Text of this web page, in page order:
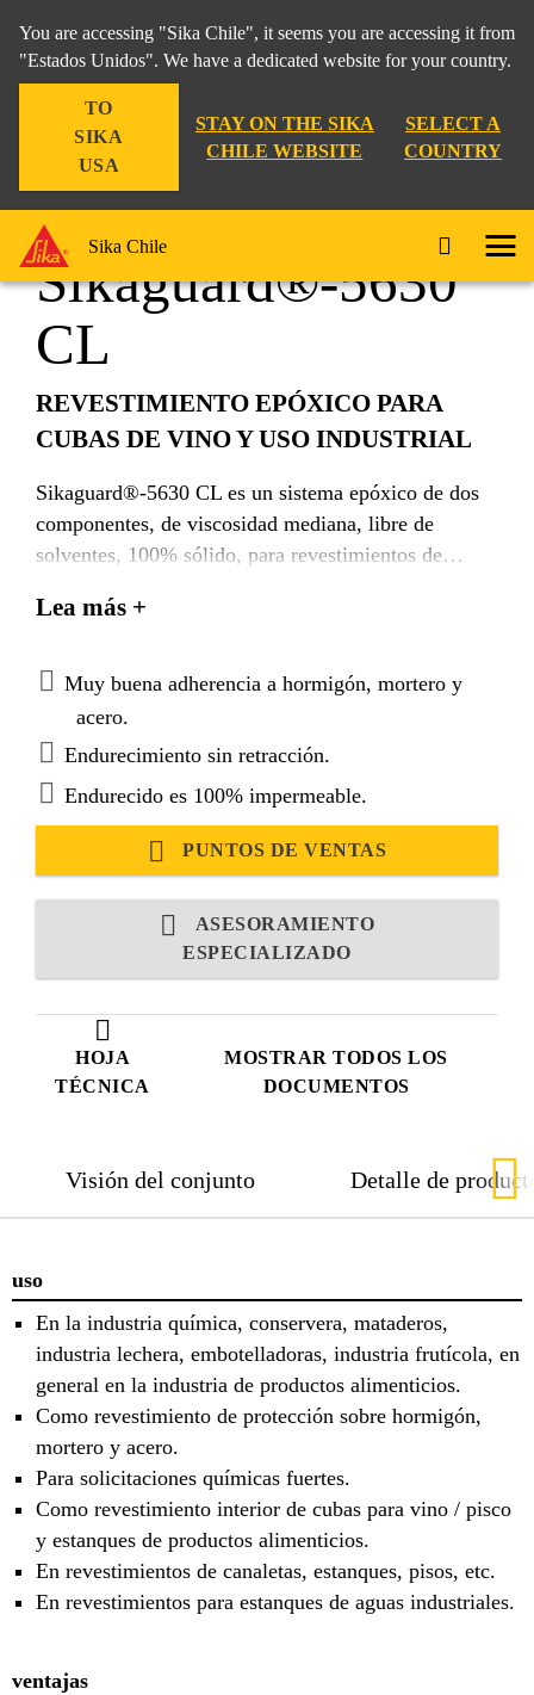
You are accessing "Sika Chile", it seems you are accessing it from
"Estados Unidos". We have a dedicated website for your country.
TO
SIKA
USA
STAY ON THE SIKA
CHILE WEBSITE
SELECT A
COUNTRY
Sika Chile
Construcción Sikaguard®-5630 CL
HOJA
TÉCNICA
MOSTRAR TODOS LOS
DOCUMENTOS
Sikaguard®-5630
CL
REVESTIMIENTO EPÓXICO PARA
CUBAS DE VINO Y USO INDUSTRIAL
Sikaguard®-5630 CL es un sistema epóxico de dos
componentes, de viscosidad mediana, libre de
solventes, 100% sólido, para revestimientos de
Lea más +
Muy buena adherencia a hormigón, mortero y
acero.
Endurecimiento sin retracción.
Endurecido es 100% impermeable.
PUNTOS DE VENTAS
ASESORAMIENTO
ESPECIALIZADO
Visión del conjunto Detalle de
uso
En la industria química, conservera, mataderos,
industria lechera, embotelladoras, industria frutícola, en
general en la industria de productos alimenticios.
Como revestimiento de protección sobre hormigón,
mortero y acero.
Para solicitaciones químicas fuertes.
Como revestimiento interior de cubas para vino / pisco
y estanques de productos alimenticios.
En revestimientos de canaletas, estanques, pisos, etc.
En revestimientos para estanques de aguas industriales.
ventajas